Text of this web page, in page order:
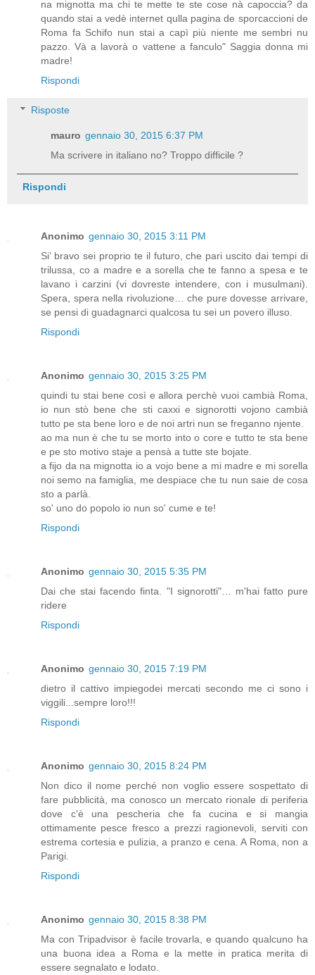
na mignotta ma chi te mette te ste cose nà capoccia? da
quando stai a vedè internet qulla pagina de sporcaccioni de
Roma fa Schifo nun stai a capì più niente me sembri nu
pazzo. Và a lavorà o vattene a fanculo" Saggia donna mi
madre!
Rispondi
Risposte
mauro gennaio 30, 2015 6:37 PM
Ma scrivere in italiano no? Troppo difficile ?
Rispondi
Anonimo gennaio 30, 2015 3:11 PM
Si’ bravo sei proprio te il futuro, che pari uscito dai tempi di
trilussa, co a madre e a sorella che te fanno a spesa e te
lavano i carzini (vi dovreste intendere, con i musulmani).
Spera, spera nella rivoluzione… che pure dovesse arrivare,
se pensi di guadagnarci qualcosa tu sei un povero illuso.
Rispondi
Anonimo gennaio 30, 2015 3:25 PM
quindi tu stai bene così e allora perchè vuoi cambià Roma,
io nun stò bene che sti caxxi e signorotti vojono cambià
tutto pe sta bene loro e de noi artri nun se freganno njente.
ao ma nun è che tu se morto into o core e tutto te sta bene
e pe sto motivo staje a pensà a tutte ste bojate.
a fijo da na mignotta io a vojo bene a mi madre e mi sorella
noi semo na famiglia, me despiace che tu nun saie de cosa
sto a parlà.
so' uno do popolo io nun so' cume e te!
Rispondi
Anonimo gennaio 30, 2015 5:35 PM
Dai che stai facendo finta. "I signorotti"… m'hai fatto pure
ridere
Rispondi
Anonimo gennaio 30, 2015 7:19 PM
dietro il cattivo impiegodei mercati secondo me ci sono i
viggili...sempre loro!!!
Rispondi
Anonimo gennaio 30, 2015 8:24 PM
Non dico il nome perché non voglio essere sospettato di
fare pubblicità, ma conosco un mercato rionale di periferia
dove c'è una pescheria che fa cucina e si mangia
ottimamente pesce fresco a prezzi ragionevoli, serviti con
estrema cortesia e pulizia, a pranzo e cena. A Roma, non a
Parigi.
Rispondi
Anonimo gennaio 30, 2015 8:38 PM
Ma con Tripadvisor è facile trovarla, e quando qualcuno ha
una buona idea a Roma e la mette in pratica merita di
essere segnalato e lodato.